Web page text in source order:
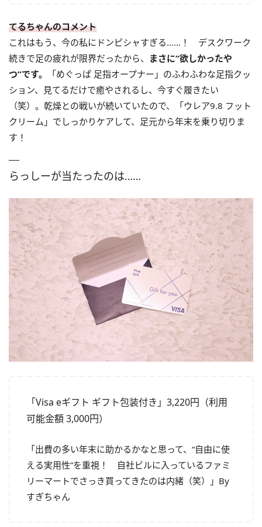
てるちゃんのコメント
これはもう、今の私にドンピシャすぎる……！ デスクワーク
続きで足の疲れが限界だったから、 まさに“欲しかったや
つ”です。
「めぐっぱ 足指オープナー」のふわふわな足指クッ
ション、見てるだけで癒やされるし、今すぐ履きたい
（笑）。乾燥との戦いが続いていたので、「ウレア9.8 フット
クリーム」でしっかりケアして、足元から年末を乗り切りま
す！
らっしーが当たったのは……
「Visa eギフト ギフト包装付き」3,220円（利用
可能金額 3,000円）
「出費の多い年末に助かるかなと思って、“自由に使
える実用性”を重視！ 自社ビルに入っているファミ
リーマートでさっき買ってきたのは内緒（笑）」By
すぎちゃん